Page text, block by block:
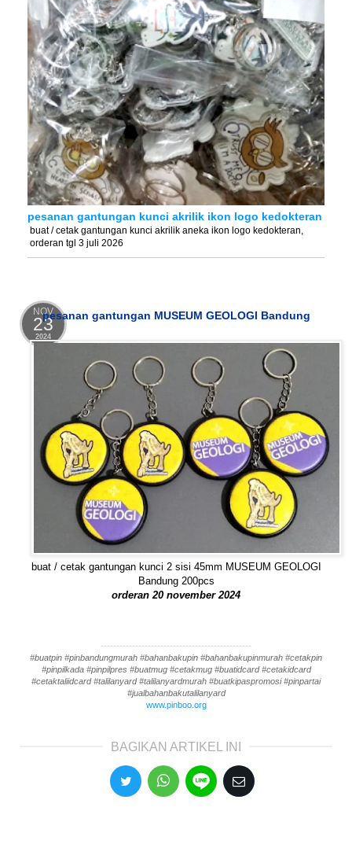
pesanan gantungan kunci akrilik ikon logo kedokteran
buat / cetak gantungan kunci akrilik aneka ikon logo kedokteran,
orderan tgl 3 juli 2026
NOV
23
2024
pesanan gantungan MUSEUM GEOLOGI Bandung
buat / cetak gantungan kunci 2 sisi 45mm MUSEUM GEOLOGI
Bandung 200pcs
orderan 20 november 2024
------------------------------------------------
#buatpin #pinbandungmurah #bahanbakupin #bahanbakupinmurah #cetakpin
#pinpilkada #pinpilpres #buatmug #cetakmug #buatidcard #cetakidcard
#cetaktaliidcard #talilanyard #talilanyardmurah #buatkipaspromosi #pinpartai
#jualbahanbakutalilanyard
www.pinboo.org
BAGIKAN ARTIKEL INI